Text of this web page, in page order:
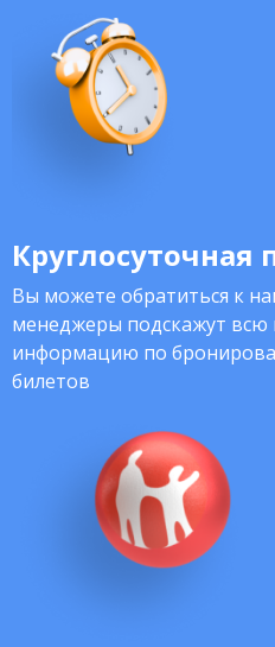
Круглосуточная
Вы можете обратиться к
менеджеры подскажут
информацию по
билетов